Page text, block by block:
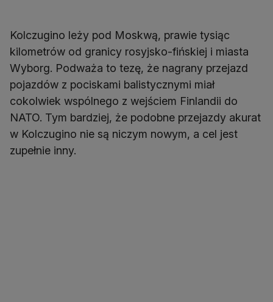
Kolczugino leży pod Moskwą, prawie tysiąc
kilometrów od granicy rosyjsko-fińskiej i miasta
Wyborg. Podważa to tezę, że nagrany przejazd
pojazdów z pociskami balistycznymi miał
cokolwiek wspólnego z wejściem Finlandii do
NATO. Tym bardziej, że podobne przejazdy akurat
w Kolczugino nie są niczym nowym, a cel jest
zupełnie inny.